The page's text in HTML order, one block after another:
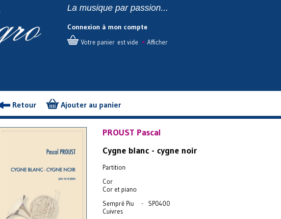
La musique par passion...
Connexion à mon compte
Votre panier est vide • Afficher
Retour Ajouter au panier
PROUST Pascal
Cygne blanc - cygne noir
Partition
Cor
Cor et piano
Sempré Piu - SP0400
Cuivres